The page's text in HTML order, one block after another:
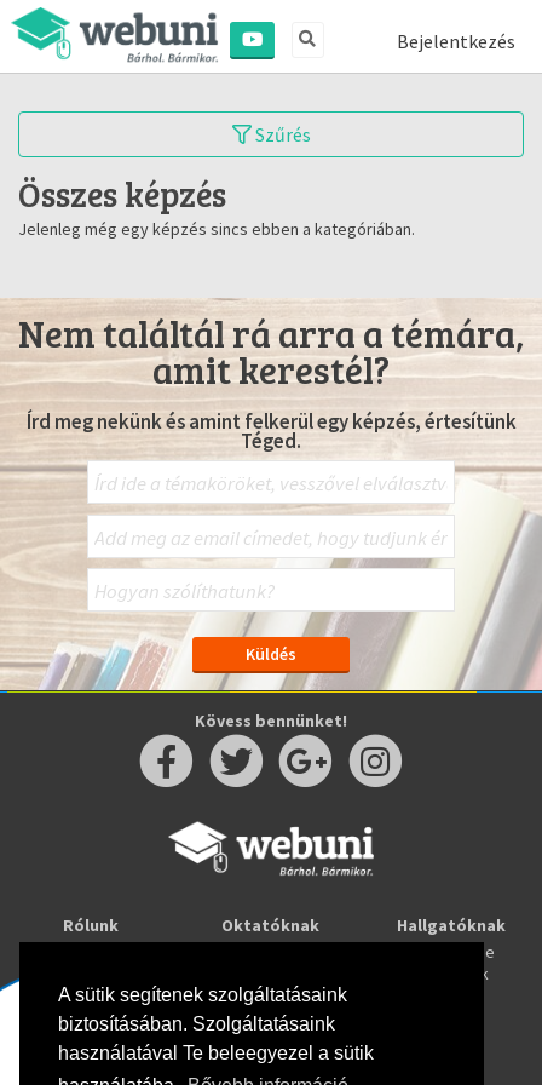
A sütik segítenek szolgáltatásaink
biztosításában. Szolgáltatásaink
használatával Te beleegyezel a sütik
Bejelentkezés
Szűrés
Összes képzés
Jelenleg még egy képzés sincs ebben a kategóriában.
Nem találtál rá arra a témára,
amit kerestél?
Írd meg nekünk és amint felkerül egy képzés, értesítünk
Téged.
Kövess bennünket!
Rólunk
Oktatóknak
Webuni Stúdió
Hallgatóknak
Tanulj online
Képzések
Info
Adatkezelési tájékoztató
ÁSZF